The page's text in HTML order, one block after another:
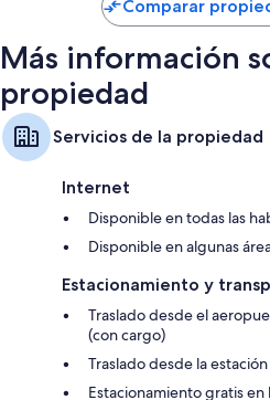
Comparar
Más información
propiedad
Servicios de la propiedad
Internet
Disponible en todas las
Disponible en algunas
Estacionamiento y
Traslado desde el
(con cargo)
Traslado desde la
Estacionamiento gratis